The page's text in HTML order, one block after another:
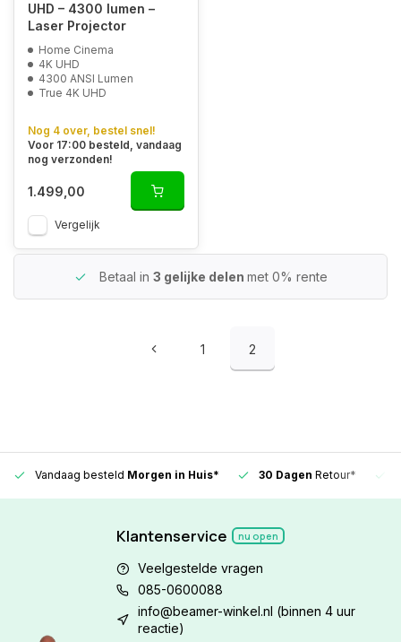
UHD – 4300 lumen –
Laser Projector
Home Cinema
4K UHD
4300 ANSI Lumen
True 4K UHD
Nog 4 over, bestel snel!
Voor 17:00 besteld, vandaag
nog verzonden!
1.499,00
Vergelijk
Betaal in 3 gelijke delen met 0% rente
1 2
Vandaag besteld Morgen in Huis* 30 Dagen Retour*
Klantenservice nu open
Veelgestelde vragen
085-0600088
info@beamer-winkel.nl (binnen 4 uur
reactie)